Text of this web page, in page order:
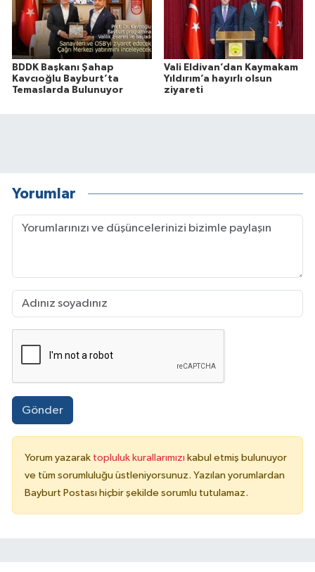
BDDK Başkanı Şahap
Kavcıoğlu Bayburt’ta
Temaslarda Bulunuyor
Vali Eldivan’dan Kaymakam
Yıldırım’a hayırlı olsun
ziyareti
Yorumlar
Gönder
Yorum yazarak topluluk kurallarımızı kabul etmiş bulunuyor
ve tüm sorumluluğu üstleniyorsunuz. Yazılan yorumlardan
Bayburt Postası hiçbir şekilde sorumlu tutulamaz.